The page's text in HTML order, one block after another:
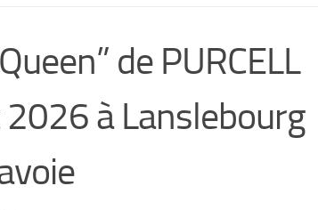
de PURCELL
à Lanslebourg